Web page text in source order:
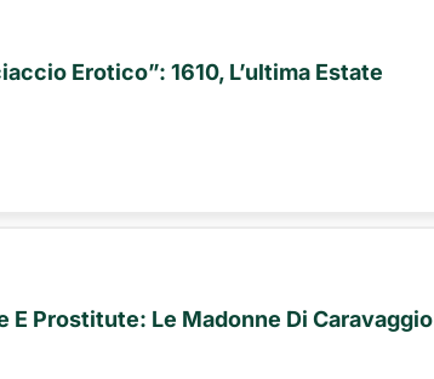
Erotico”: 1610, L’ultima Estate
Prostitute: Le Madonne Di Caravaggio